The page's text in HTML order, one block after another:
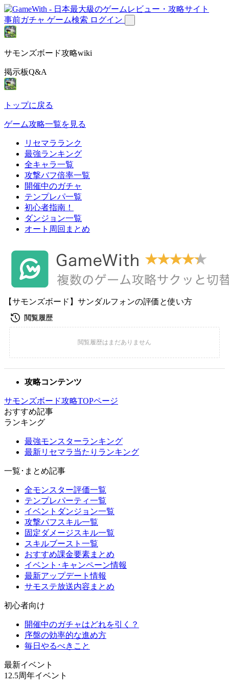
事前ガチャ ゲーム検索 ログイン
サモンズボード攻略wiki
掲示板Q&A
トップに戻る
ゲーム攻略一覧を見る
リセマラランク
最強ランキング
全キャラ一覧
攻撃バフ倍率一覧
開催中のガチャ
テンプレパ一覧
初心者指南！
ダンジョン一覧
オート周回まとめ
【サモンズボード】サンダルフォンの評価と使い方
攻略コンテンツ
サモンズボード攻略TOPページ
おすすめ記事
ランキング
最強モンスターランキング
最新リセマラ当たりランキング
一覧･まとめ記事
全モンスター評価一覧
テンプレパーティ一覧
イベントダンジョン一覧
攻撃バフスキル一覧
固定ダメージスキル一覧
スキルブースト一覧
おすすめ課金要素まとめ
イベント･キャンペーン情報
最新アップデート情報
サモステ放送内容まとめ
初心者向け
開催中のガチャはどれを引く？
序盤の効率的な進め方
毎日やるべきこと
最新イベント
12.5周年イベント